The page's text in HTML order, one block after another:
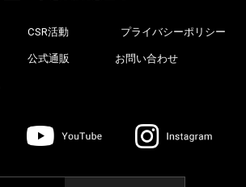
CSR活動 プライバシーポリシー
公式通販 お問い合わせ